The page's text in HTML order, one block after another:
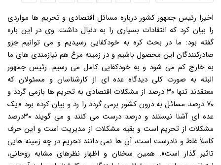
اخیرا رئیس جمهور کشور درباره مسائل اقتصادی و تحریم ها مواردی
را بیان کرد که انتقادات بسیاری را به دنبال داشت. وی در این باره
گفته بود: ما در بحث کره به خودکفایی رسیدیم و می توانیم جزو
صادرکنندگان این محصول باشیم و در زمینه مرغ هم نیازمندی های ما
به خارج کم می شود و به خودکفایی کامل می رسیم. رئیس جمهور
البته به صورت کلی دیدگاه عده ای از کارشناسان و مسئولان که
معتقدند تنها ۳۰ درصد از مشکلات اقتصادی به تحریم ها بازمی گردد و
۷۰ درصد مسائل به درون کشور برمی گردد را رد و بیان کرده بود «یک
عده ای آشنا نیستند و درصد درست می کنند و می گویند ۳۰درصد
مشکلات از تحریم است و بقیه مشکلات از مدیریت است و این حرف
کاملاً غلط و نادرست است، آن ها نمی دانند تحریم در چه زمینه هایی
تاثیر گذار است». همین سخنان و اظهار نظرهای مشابه روحانی،